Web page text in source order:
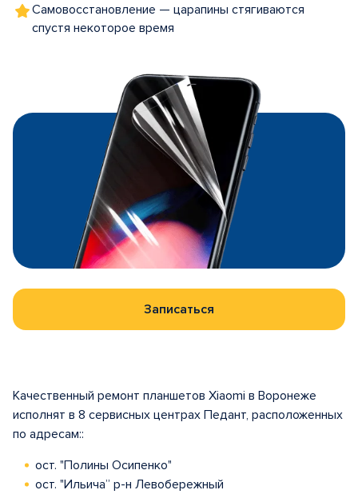
Самовосстановление — царапины стягиваются
спустя некоторое время
Записаться
Качественный ремонт планшетов Xiaomi в Воронеже
исполнят в 8 сервисных центрах Педант, расположенных
по адресам::
ост. "Полины Осипенко"
ост. "Ильича” р-н Левобережный